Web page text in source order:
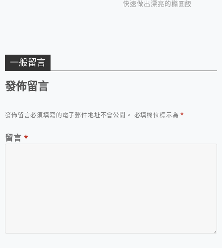
快速做出漂亮的橢圓飯
一般留言
發佈留言
發佈留言必須填寫的電子郵件地址不會公開。 必填欄位標示為*
留言 *